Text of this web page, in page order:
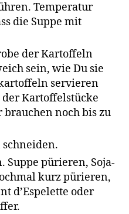
Temperatur
die Suppe mit
der Kartoffeln
sein, wie Du sie
servieren
der Kartoffelstücke
noch bis zu
Suppe pürieren, Soja-
kurz pürieren,
d’Espelette oder